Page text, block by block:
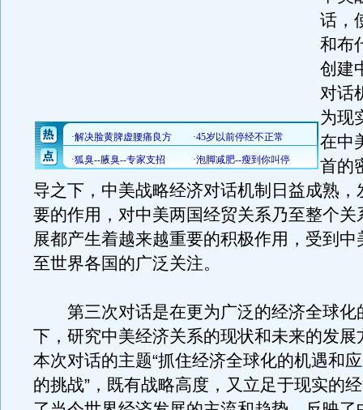
话，
和布
创建
对话
为现
在中
首的
导之下，中美战略经济对话机制日益成熟，
要的作用，对中美两国经贸关系乃至整个关
展都产生着越来越重要的积极作用，受到中
至世界各国的广泛关注。
第三次对话是在更为广泛的经济全球化
下，研究中美经济关系的现状和未来的发展
本次对话的主题“抓住经济全球化的机遇和
的挑战”，既有战略高度，又立足于现实的